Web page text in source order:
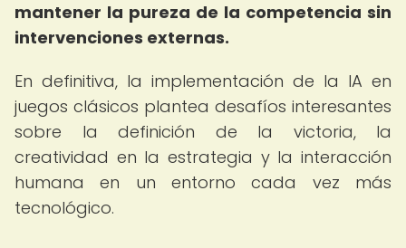
mantener la pureza de la competencia sin
intervenciones externas.
En definitiva, la implementación de la IA en
juegos clásicos plantea desafíos interesantes
sobre la definición de la victoria, la
creatividad en la estrategia y la interacción
humana en un entorno cada vez más
tecnológico.